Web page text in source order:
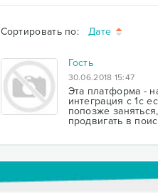
Сортировать по: Дате
Гость
30.06.2018 15:47
Эта платформа -
интеграция с 1с
попозже
продвигать в